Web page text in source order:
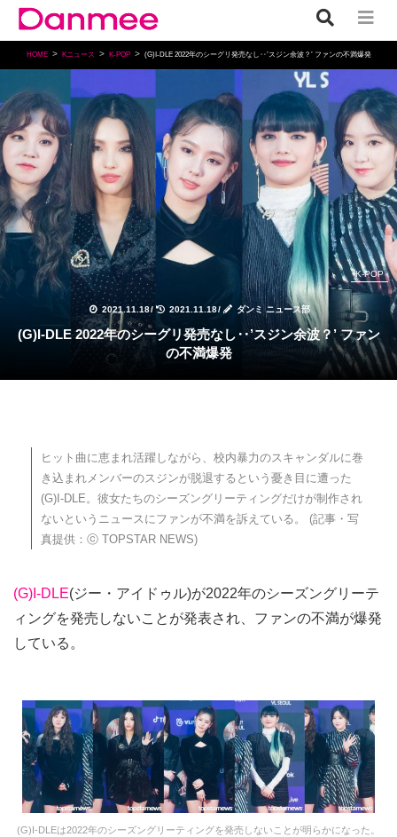
HOME Kニュース K-POP (G)I-DLE 2022年のシーグリ発売なし‥’スジン余波？’ ファンの不満爆発
2021.11.18/ 2021.11.18/ ダンミ ニュース部
K-POP
(G)I-DLE 2022年のシーグリ発売なし‥’スジン余波？’ ファン
の不満爆発
ヒット曲に恵まれ活躍しながら、校内暴力のスキャンダルに巻
き込まれメンバーのスジンが脱退するという憂き目に遭った
(G)I-DLE。彼女たちのシーズングリーティングだけが制作され
ないというニュースにファンが不満を訴えている。 (記事・写
真提供：ⓒ TOPSTAR NEWS)
(G)I-DLE(ジー・アイドゥル)が2022年のシーズングリーテ
ィングを発売しないことが発表され、ファンの不満が爆発
している。
(G)I-DLEは2022年のシーズングリーティングを発売しないことが明らかになった。